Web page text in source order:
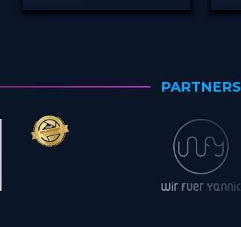
PARTNERS